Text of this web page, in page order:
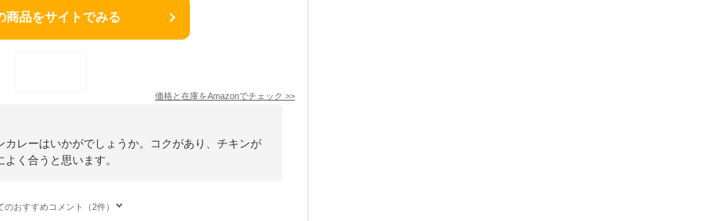
商品をサイトでみる
価格と在庫をAmazonでチェック >>
レーはいかがでしょうか。コクがあり、チキンが
く合うと思います。
のおすすめコメント（2件）